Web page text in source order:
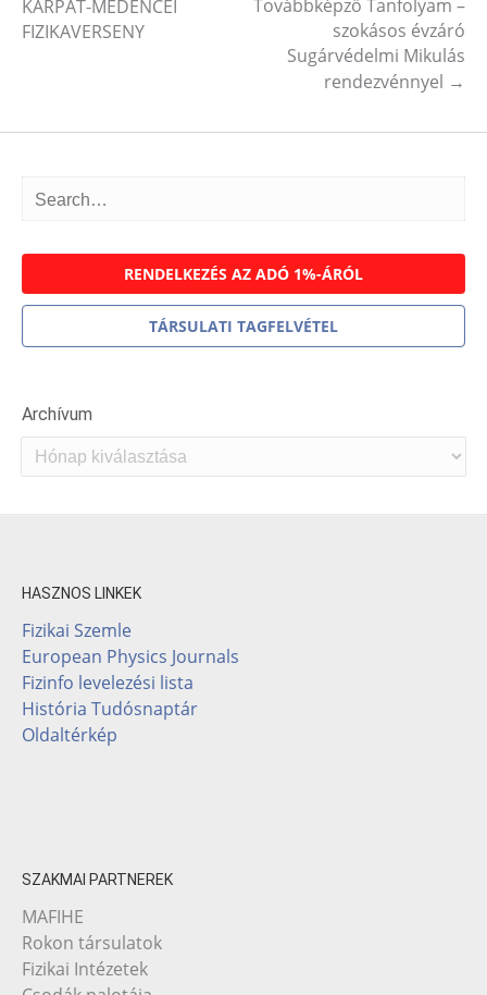
KÁRPÁT-MEDENCEI
FIZIKAVERSENY
Továbbképző Tanfolyam –
szokásos évzáró
Sugárvédelmi Mikulás
rendezvénnyel →
RENDELKEZÉS AZ ADÓ 1%-ÁRÓL
TÁRSULATI TAGFELVÉTEL
Archívum
Archívum
HASZNOS LINKEK
Fizikai Szemle
European Physics Journals
Fizinfo levelezési lista
História Tudósnaptár
Oldaltérkép
SZAKMAI PARTNEREK
MAFIHE
Rokon társulatok
Fizikai Intézetek